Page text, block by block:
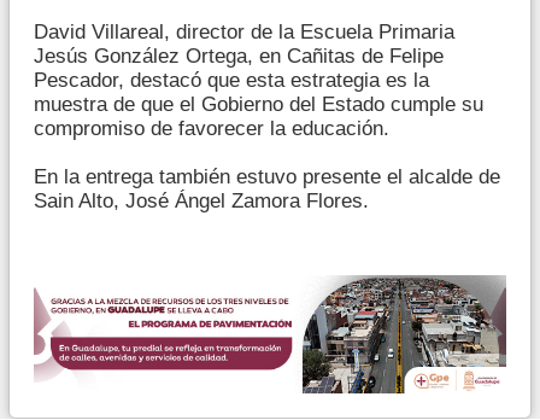
David Villareal, director de la Escuela Primaria
Jesús González Ortega, en Cañitas de Felipe
Pescador, destacó que esta estrategia es la
muestra de que el Gobierno del Estado cumple su
compromiso de favorecer la educación.
En la entrega también estuvo presente el alcalde de
Sain Alto, José Ángel Zamora Flores.